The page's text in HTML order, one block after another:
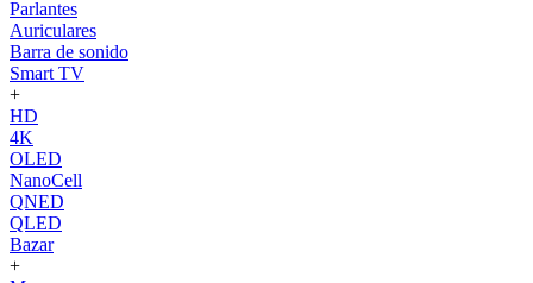
Parlantes
Auriculares
Barra de sonido
Smart TV
+
HD
4K
OLED
NanoCell
QNED
QLED
Bazar
+